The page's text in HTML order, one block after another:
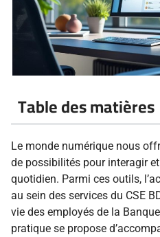
Table des matières
Le monde numérique nous
de possibilités pour interagir
quotidien. Parmi ces outils,
au sein des services du CSE
vie des employés de la
pratique se propose